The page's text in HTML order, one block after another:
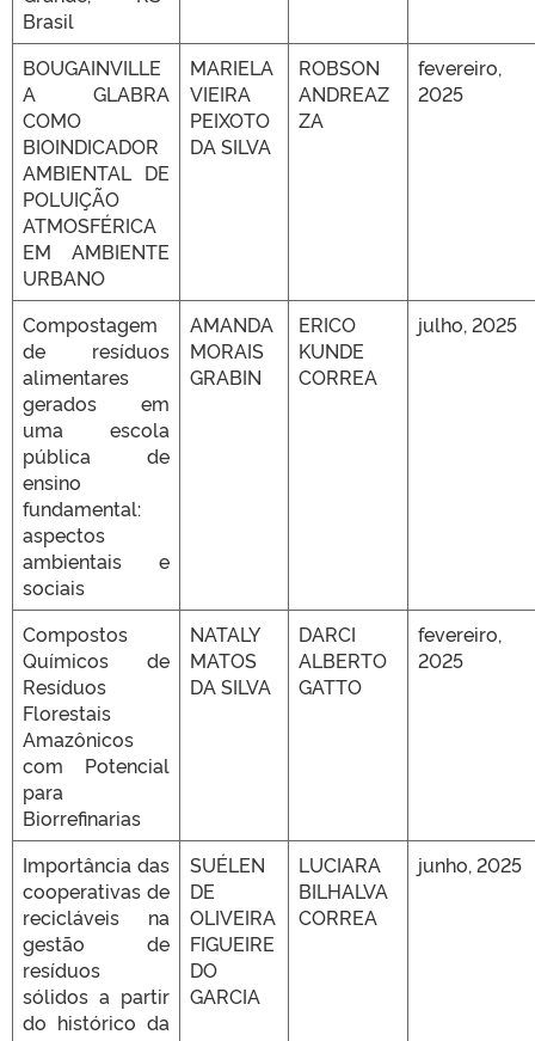
Brasil
BOUGAINVILLE
A GLABRA
COMO
BIOINDICADOR
AMBIENTAL DE
POLUIÇÃO
ATMOSFÉRICA
EM AMBIENTE
URBANO
MARIELA
VIEIRA
PEIXOTO
DA SILVA
ROBSON
ANDREAZ
ZA
fevereiro,
2025
Compostagem
de resíduos
alimentares
gerados em
uma escola
pública de
ensino
fundamental:
aspectos
ambientais e
sociais
AMANDA
MORAIS
GRABIN
ERICO
KUNDE
CORREA
julho, 2025
Compostos
Químicos de
Resíduos
Florestais
Amazônicos
com Potencial
para
Biorrefinarias
NATALY
MATOS
DA SILVA
DARCI
ALBERTO
GATTO
fevereiro,
2025
Importância das
cooperativas de
recicláveis na
gestão de
resíduos
sólidos a partir
do histórico da
SUÉLEN
DE
OLIVEIRA
FIGUEIRE
DO
GARCIA
LUCIARA
BILHALVA
CORREA
junho, 2025